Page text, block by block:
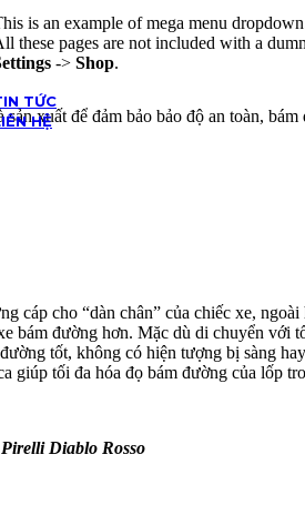
is an example of mega menu
these pages are not included with a
-> Shop.
TỨC
HỆ
xuất để đảm bảo bảo độ an toàn,
cáp cho “dàn chân” của chiếc xe,
bám đường hơn. Mặc dù di chuyển
tốt, không có hiện tượng bị sàng
giúp tối đa hóa đọ bám đường của lốp
Diablo Rosso